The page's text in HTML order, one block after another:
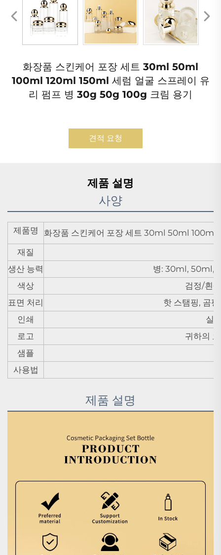
화장품 스킨케어 포장 세트 30ml 50ml
100ml 120ml 150ml 세럼 얼굴 스프레이 유
리 펌프 병 30g 50g 100g 크림 용기
견적 요청
제품 설명
사양
제품명
화장품 스킨케어 포장 세트 30ml 50ml 100ml
재질
생산 능력
병: 30ml, 50ml,
색상
검정/흰
표면 처리
핫 스탬핑, 곰
인쇄
실
로고
귀하의
샘플
사용법
제품 설명